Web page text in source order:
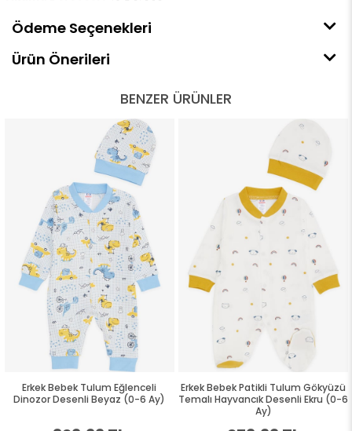
Ödeme Seçenekleri
Ürün Önerileri
BENZER ÜRÜNLER
Erkek Bebek Tulum Eğlenceli
Dinozor Desenli Beyaz (0-6 Ay)
Erkek Bebek Patikli Tulum Gökyüzü
Temalı Hayvancık Desenli Ekru (0-6
Ay)